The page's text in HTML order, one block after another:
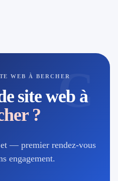
C
WEB À BERCHER
site web à
?
— premier rendez-vous
engagement.